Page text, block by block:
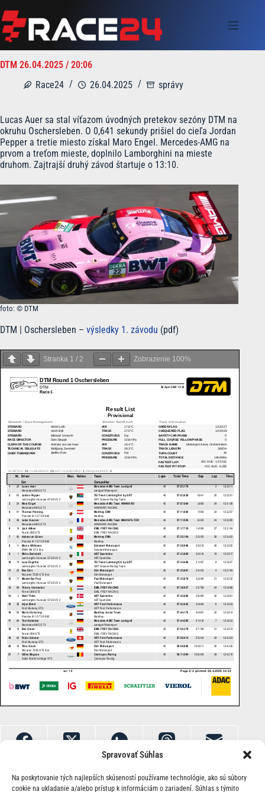
Spravovať Súhlas
Na poskytovanie tých najlepších skúseností používame technológie, ako sú súbory
cookie na ukladanie a/alebo prístup k informáciám o zariadení. Súhlas s týmito
to
content
DTM 26.04.2025 / 20:06
Race24
26.04.2025 správy
Lucas Auer sa stal víťazom úvodných pretekov sezóny DTM na
okruhu Oschersleben. O 0,641 sekundy prišiel do cieľa Jordan
Pepper a tretie miesto získal Maro Engel. Mercedes-AMG na
prvom a treťom mieste, doplnilo Lamborghini na mieste
druhom. Zajtrajší druhý závod štartuje o 13:10.
foto: © DTM
DTM | Oschersleben – výsledky 1. závodu (pdf)
Stranka 1 / 2 Zobrazenie 100%